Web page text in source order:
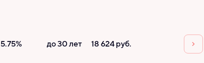
5.75% до 30 лет 18 624 руб.